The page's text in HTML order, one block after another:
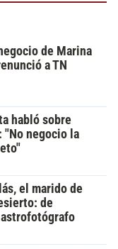
de Marina
a TN
habló sobre
"No negocio la
el marido de
de